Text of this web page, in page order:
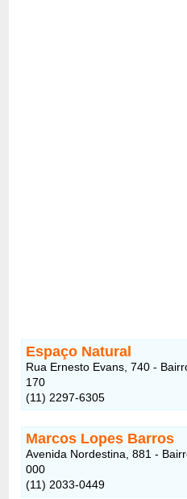
Espaço Natural
Rua Ernesto Evans, 740 -
170
(11) 2297-6305
Marcos Lopes Barros
Avenida Nordestina, 881 -
000
(11) 2033-0449